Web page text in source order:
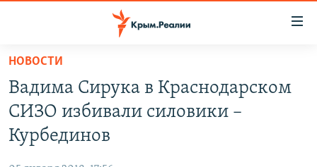
Вернуться
основному
содержанию
Вернутся
главной
СПЕЦПРОЕКТЫ
ГРУЗ 200
ВОДА
НОВОСТИ
Вадима Сирука в Краснодарском
СИЗО избивали силовики –
Курбединов